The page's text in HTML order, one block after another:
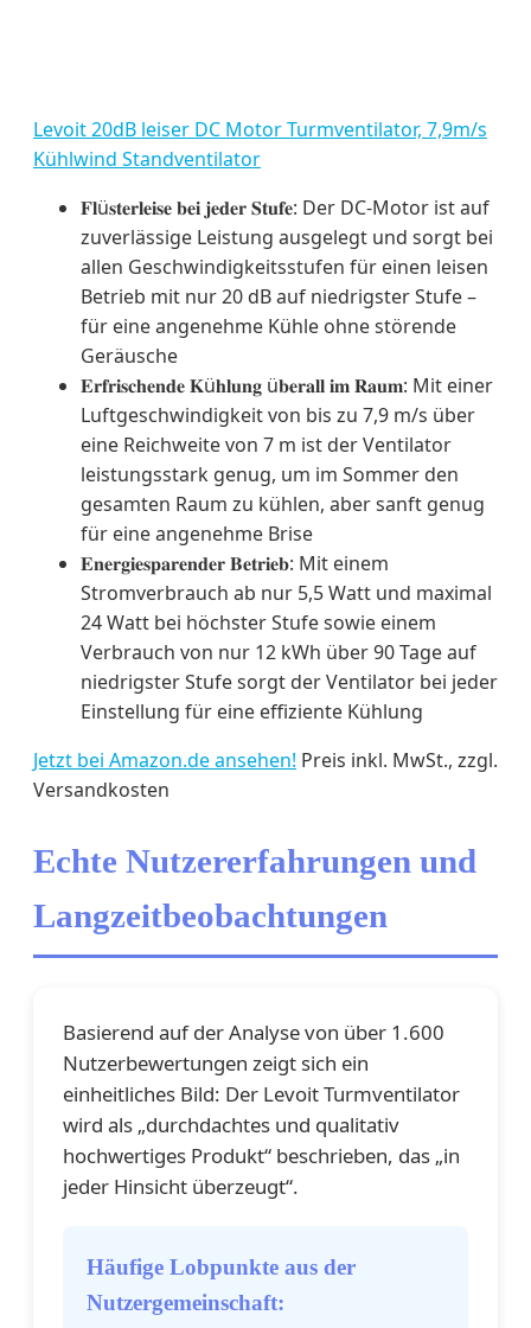
Levoit 20dB leiser DC Motor Turmventilator, 7,9m/s
Kühlwind Standventilator
𝐅𝐥ü𝐬𝐭𝐞𝐫𝐥𝐞𝐢𝐬𝐞 𝐛𝐞𝐢 𝐣𝐞𝐝𝐞𝐫 𝐒𝐭𝐮𝐟𝐞: Der DC-Motor ist auf
zuverlässige Leistung ausgelegt und sorgt bei
allen Geschwindigkeitsstufen für einen leisen
Betrieb mit nur 20 dB auf niedrigster Stufe –
für eine angenehme Kühle ohne störende
Geräusche
𝐄𝐫𝐟𝐫𝐢𝐬𝐜𝐡𝐞𝐧𝐝𝐞 𝐊ü𝐡𝐥𝐮𝐧𝐠 ü𝐛𝐞𝐫𝐚𝐥𝐥 𝐢𝐦 𝐑𝐚𝐮𝐦: Mit einer
Luftgeschwindigkeit von bis zu 7,9 m/s über
eine Reichweite von 7 m ist der Ventilator
leistungsstark genug, um im Sommer den
gesamten Raum zu kühlen, aber sanft genug
für eine angenehme Brise
𝐄𝐧𝐞𝐫𝐠𝐢𝐞𝐬𝐩𝐚𝐫𝐞𝐧𝐝𝐞𝐫 𝐁𝐞𝐭𝐫𝐢𝐞𝐛: Mit einem
Stromverbrauch ab nur 5,5 Watt und maximal
24 Watt bei höchster Stufe sowie einem
Verbrauch von nur 12 kWh über 90 Tage auf
niedrigster Stufe sorgt der Ventilator bei jeder
Einstellung für eine effiziente Kühlung
Jetzt bei Amazon.de ansehen! Preis inkl. MwSt., zzgl.
Versandkosten
Echte Nutzererfahrungen und
Langzeitbeobachtungen
Basierend auf der Analyse von über 1.600
Nutzerbewertungen zeigt sich ein
einheitliches Bild: Der Levoit Turmventilator
wird als „durchdachtes und qualitativ
hochwertiges Produkt“ beschrieben, das „in
jeder Hinsicht überzeugt“.
Häufige Lobpunkte aus der
Nutzergemeinschaft: